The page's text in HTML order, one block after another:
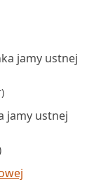
jamy ustnej
jamy ustnej